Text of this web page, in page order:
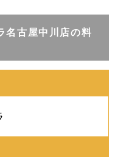
名古屋中川店の料